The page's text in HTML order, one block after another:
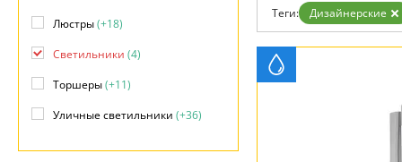
Доставка и оплата
Гарантия
Возврат
Установка
Бренды
Теги: Дизайнерские
Люстры(+18)
Светильники (4)
Торшеры(+11)
Уличные светильники (+36)